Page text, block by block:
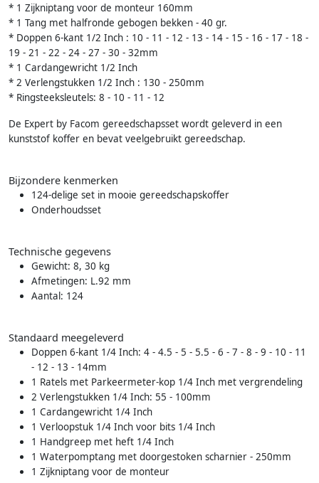
* 1 Zijkniptang voor de monteur 160mm
* 1 Tang met halfronde gebogen bekken - 40 gr.
* Doppen 6-kant 1/2 Inch : 10 - 11 - 12 - 13 - 14 - 15 - 16 - 17 - 18 -
19 - 21 - 22 - 24 - 27 - 30 - 32mm
* 1 Cardangewricht 1/2 Inch
* 2 Verlengstukken 1/2 Inch : 130 - 250mm
* Ringsteeksleutels: 8 - 10 - 11 - 12
De Expert by Facom gereedschapsset wordt geleverd in een
kunststof koffer en bevat veelgebruikt gereedschap.
Bijzondere kenmerken
124-delige set in mooie gereedschapskoffer
Onderhoudsset
Technische gegevens
Gewicht: 8, 30 kg
Afmetingen: L.92 mm
Aantal: 124
Standaard meegeleverd
Doppen 6-kant 1/4 Inch: 4 - 4.5 - 5 - 5.5 - 6 - 7 - 8 - 9 - 10 - 11
- 12 - 13 - 14mm
1 Ratels met Parkeermeter-kop 1/4 Inch met vergrendeling
2 Verlengstukken 1/4 Inch: 55 - 100mm
1 Cardangewricht 1/4 Inch
1 Verloopstuk 1/4 Inch voor bits 1/4 Inch
1 Handgreep met heft 1/4 Inch
1 Waterpomptang met doorgestoken scharnier - 250mm
1 Zijkniptang voor de monteur